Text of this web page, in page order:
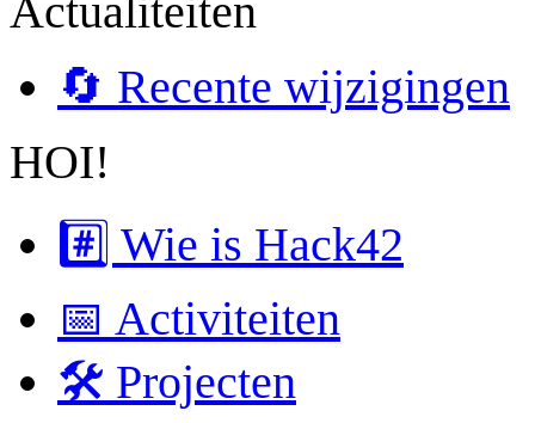
Actualiteiten
🔄 Recente wijzigingen
HOI!
#️⃣ Wie is Hack42
📅 Activiteiten
🛠 Projecten